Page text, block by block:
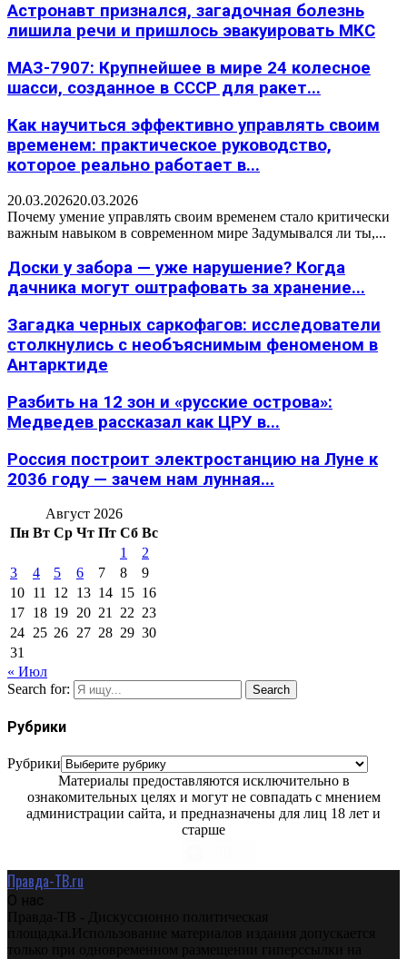
Астронавт признался, загадочная болезнь
лишила речи и пришлось эвакуировать МКС
МАЗ-7907: Крупнейшее в мире 24 колесное
шасси, созданное в СССР для ракет...
Как научиться эффективно управлять своим
временем: практическое руководство,
которое реально работает в...
20.03.202620.03.2026
Почему умение управлять своим временем стало критически
важным навыком в современном мире Задумывался ли ты,...
Доски у забора — уже нарушение? Когда
дачника могут оштрафовать за хранение...
Загадка черных саркофагов: исследователи
столкнулись с необъяснимым феноменом в
Антарктиде
Разбить на 12 зон и «русские острова»:
Медведев рассказал как ЦРУ в...
Россия построит электростанцию на Луне к
2036 году — зачем нам лунная...
Август 2026
Пн Вт Ср Чт Пт Сб Вс
1
2
3
4 5 6 7 8
9
10 11 12 13 14 15 16
17 18 19 20 21 22 23
24 25 26 27 28 29 30
31
« Июл
Search for:
Search
Рубрики
Рубрики
Материалы предоставляются исключительно в
ознакомительных целях и могут не совпадать с мнением
администрации сайта, и предназначены для лиц 18 лет и
старше
Правда-ТВ.ru
О нас
Правда-ТВ - Дискуссионно политическая
площадка.Использование материалов издания допускается
только при одновременном размещении гиперссылки на